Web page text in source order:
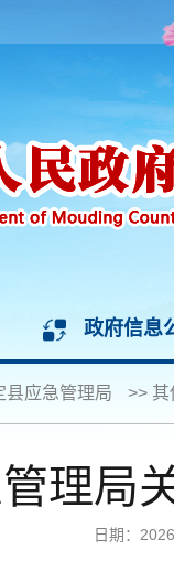
政府信息
县应急管理局 >> 其
理局
日期：